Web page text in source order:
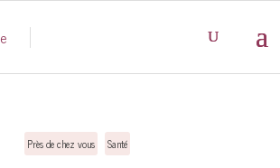
Près de chez vous Santé